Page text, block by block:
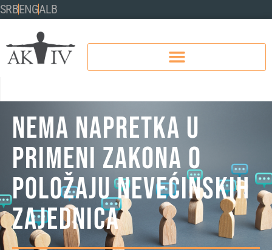
SRBENGALB
Nema napretka u
primeni zakona o
položaju nevećinskih
zajednica